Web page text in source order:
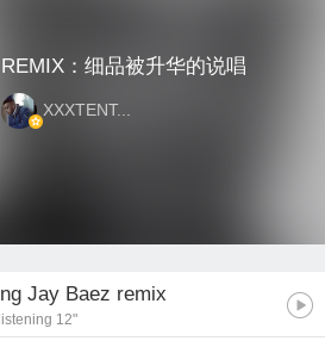
REMIX：细品被升华的说唱
XXXTENT...
Jay Baez remix
12"